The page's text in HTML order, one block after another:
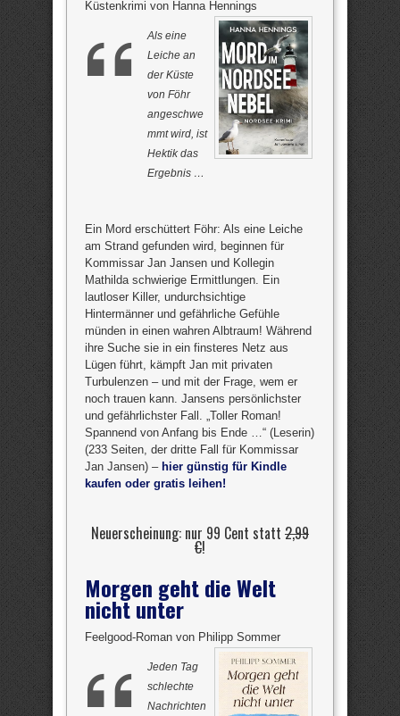
Küstenkrimi von Hanna Hennings
Als eine
Leiche an
der Küste
von Föhr
angeschwe
mmt wird, ist
Hektik das
Ergebnis …
Ein Mord erschüttert Föhr: Als eine Leiche
am Strand gefunden wird, beginnen für
Kommissar Jan Jansen und Kollegin
Mathilda schwierige Ermittlungen. Ein
lautloser Killer, undurchsichtige
Hintermänner und gefährliche Gefühle
münden in einen wahren Albtraum! Während
ihre Suche sie in ein finsteres Netz aus
Lügen führt, kämpft Jan mit privaten
Turbulenzen – und mit der Frage, wem er
noch trauen kann. Jansens persönlichster
und gefährlichster Fall. „Toller Roman!
Spannend von Anfang bis Ende …“ (Leserin)
(233 Seiten, der dritte Fall für Kommissar
Jan Jansen) – hier günstig für Kindle
kaufen oder gratis leihen!
Neuerscheinung: nur 99 Cent statt 2,99
€!
Morgen geht die Welt
nicht unter
Feelgood-Roman von Philipp Sommer
Jeden Tag
schlechte
Nachrichten